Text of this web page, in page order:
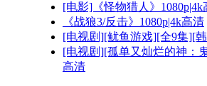
[电影]《怪物猎人》1080p|4k
《战狼3/反击》1080p|4k高清
[电视剧][鱿鱼游戏][全9集][
[电视剧][孤单又灿烂的神：
高清